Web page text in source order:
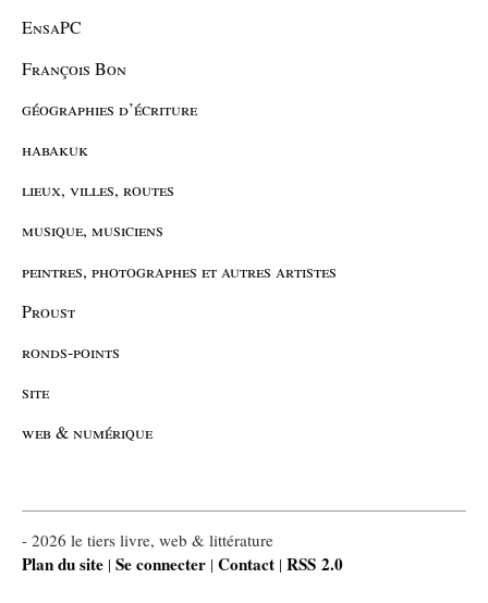
EnsaPC
François Bon
géographies d’écriture
habakuk
lieux, villes, routes
musique, musiciens
peintres, photographes et autres artistes
Proust
ronds-points
site
web & numérique
- 2026 le tiers livre, web & littérature
Plan du site | Se connecter | Contact | RSS 2.0